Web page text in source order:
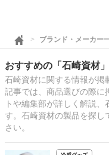
ブランド・メーカー
おすすめの「石崎資材
石崎資材に関する情報が掲
記事では、商品選びの際に
トや編集部が詳しく解説
す。石崎資材の製品を探し
さい。